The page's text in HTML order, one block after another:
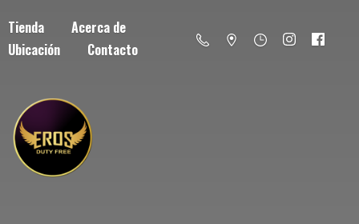
Tienda
Acerca de
Ubicación
Contacto